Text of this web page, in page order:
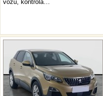
vozu, kontrola…